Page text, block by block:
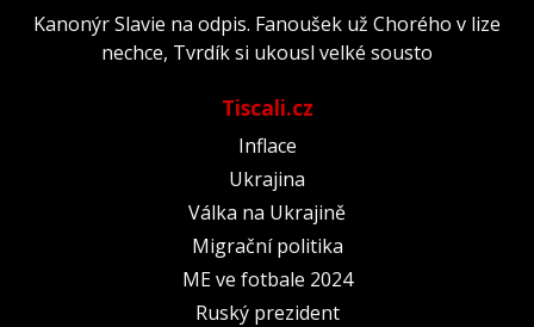
Kanonýr Slavie na odpis. Fanoušek už Chorého v lize
nechce, Tvrdík si ukousl velké sousto
Tiscali.cz
Inflace
Ukrajina
Válka na Ukrajině
Migrační politika
ME ve fotbale 2024
Ruský prezident